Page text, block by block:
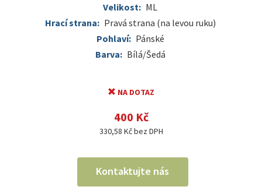
Velikost: ML
Hrací strana: Pravá strana (na levou ruku)
Pohlaví: Pánské
Barva: Bílá/Šedá
NA DOTAZ
400 Kč
330,58 Kč bez DPH
Kontaktujte nás